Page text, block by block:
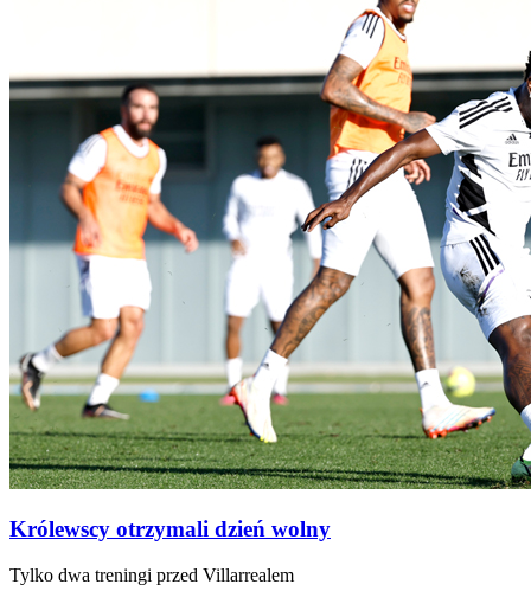
Królewscy otrzymali dzień wolny
Tylko dwa treningi przed Villarrealem